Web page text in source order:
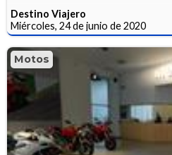
Destino Viajero
Miércoles, 24 de junio de 2020
Motos